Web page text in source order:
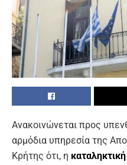
Ανακοινώνεται προς
αρμόδια υπηρεσία της
Κρήτης ότι, η